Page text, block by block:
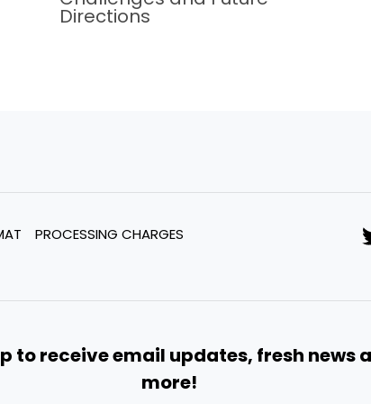
Directions
PROCESSING CHARGES
to receive email updates, fresh news
more!